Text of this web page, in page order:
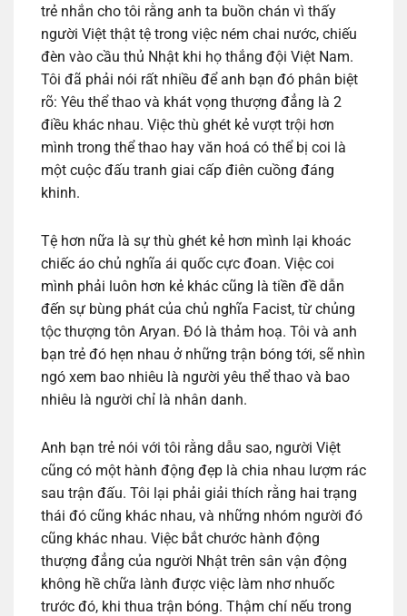
trẻ nhắn cho tôi rằng anh ta buồn chán vì thấy
người Việt thật tệ trong việc ném chai nước, chiếu
đèn vào cầu thủ Nhật khi họ thắng đội Việt Nam.
Tôi đã phải nói rất nhiều để anh bạn đó phân biệt
rõ: Yêu thể thao và khát vọng thượng đẳng là 2
điều khác nhau. Việc thù ghét kẻ vượt trội hơn
mình trong thể thao hay văn hoá có thể bị coi là
một cuộc đấu tranh giai cấp điên cuồng đáng
khinh.
Tệ hơn nữa là sự thù ghét kẻ hơn mình lại khoác
chiếc áo chủ nghĩa ái quốc cực đoan. Việc coi
mình phải luôn hơn kẻ khác cũng là tiền đề dẫn
đến sự bùng phát của chủ nghĩa Facist, từ chủng
tộc thượng tôn Aryan. Đó là thảm hoạ. Tôi và anh
bạn trẻ đó hẹn nhau ở những trận bóng tới, sẽ nhìn
ngó xem bao nhiêu là người yêu thể thao và bao
nhiêu là người chỉ là nhân danh.
Anh bạn trẻ nói với tôi rằng dẫu sao, người Việt
cũng có một hành động đẹp là chia nhau lượm rác
sau trận đấu. Tôi lại phải giải thích rằng hai trạng
thái đó cũng khác nhau, và những nhóm người đó
cũng khác nhau. Việc bắt chước hành động
thượng đẳng của người Nhật trên sân vận động
không hề chữa lành được việc làm nhơ nhuốc
trước đó, khi thua trận bóng. Thậm chí nếu trong